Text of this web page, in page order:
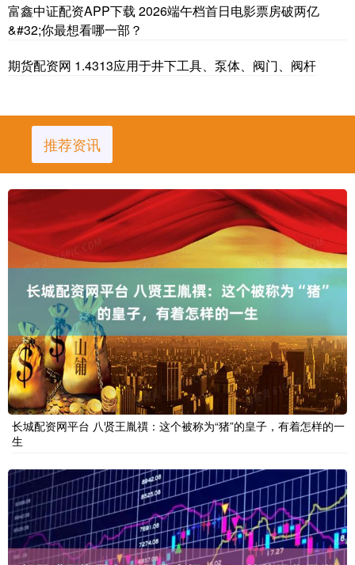
富鑫中证配资APP下载 2026端午档首日电影票房破两亿
&#32;你最想看哪一部？
期货配资网 1.4313应用于井下工具、泵体、阀门、阀杆
推荐资讯
长城配资网平台 八贤王胤禩：这个被称为“猪”的皇子，有着怎样的一
生